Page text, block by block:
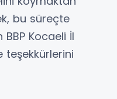
bu süreçte
Kocaeli İl
teşekkürlerini